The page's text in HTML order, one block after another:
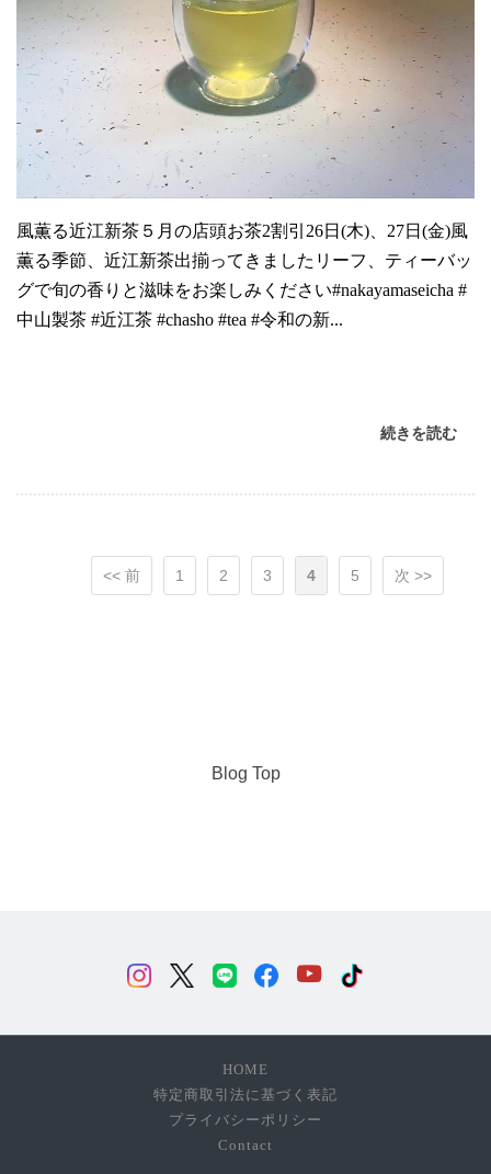
風薫る近江新茶５月の店頭お茶2割引26日(木)、27日(金)風
薫る季節、近江新茶出揃ってきましたリーフ、ティーバッ
グで旬の香りと滋味をお楽しみください#nakayamaseicha #
中山製茶 #近江茶 #chasho #tea #令和の新...
続きを読む
<< 前 1 2 3 4 5 次 >>
Blog Top
HOME
特定商取引法に基づく表記
プライバシーポリシー
Contact